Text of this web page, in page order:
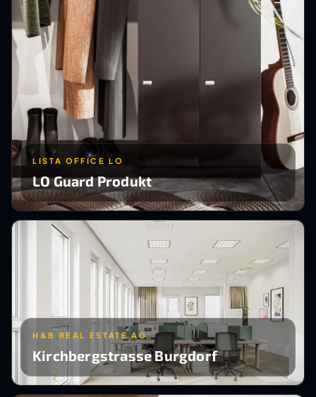
LISTA OFFICE LO
LO Guard Produkt
H&B REAL ESTATE AG
Kirchbergstrasse Burgdorf